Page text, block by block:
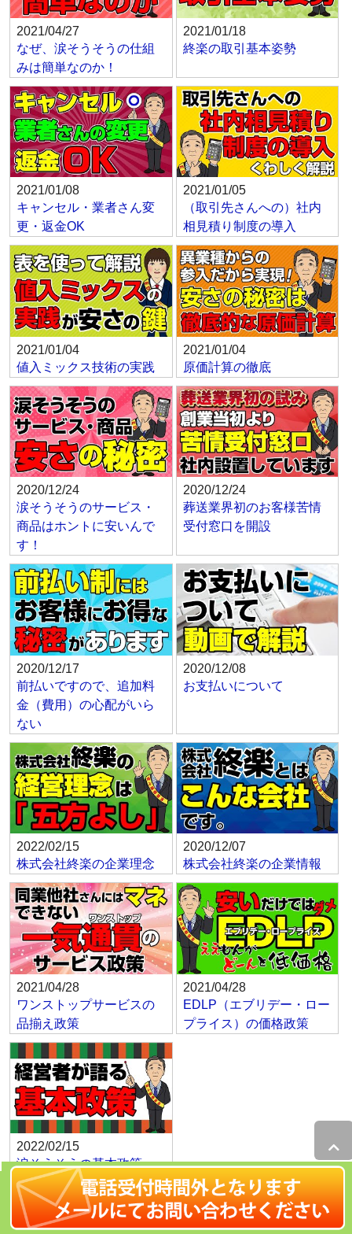
2021/04/27
なぜ、涙そうそうの仕組
みは簡単なのか！
2021/01/18
終楽の取引基本姿勢
2021/01/08
キャンセル・業者さん変
更・返金OK
2021/01/05
（取引先さんへの）社内
相見積り制度の導入
2021/01/04
値入ミックス技術の実践
2021/01/04
原価計算の徹底
2020/12/24
涙そうそうのサービス・
商品はホントに安いんで
す！
2020/12/24
葬送業界初のお客様苦情
受付窓口を開設
2020/12/17
前払いですので、追加料
金（費用）の心配がいら
ない
2020/12/08
お支払いについて
2022/02/15
株式会社終楽の企業理念
2020/12/07
株式会社終楽の企業情報
2021/04/28
ワンストップサービスの
品揃え政策
2021/04/28
EDLP（エブリデー・ロー
プライス）の価格政策
2022/02/15
涙そうそうの基本政策
全ての動画最新一覧はこちら